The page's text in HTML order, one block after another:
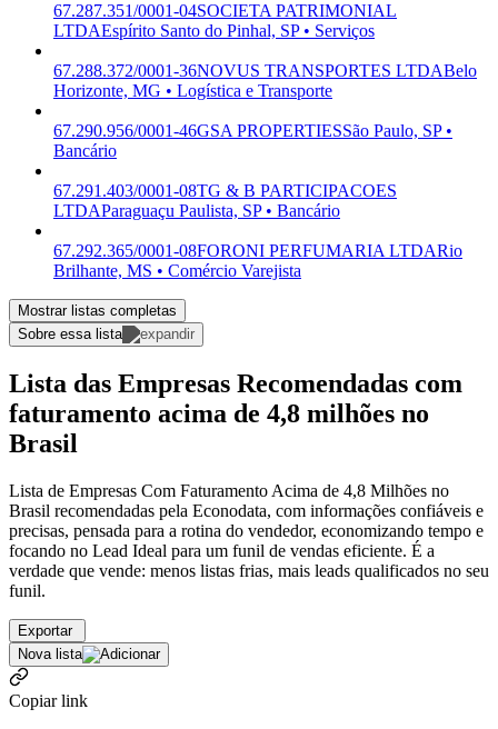
67.287.351/0001-04SOCIETA PATRIMONIAL
LTDAEspírito Santo do Pinhal, SP • Serviços
67.288.372/0001-36NOVUS TRANSPORTES LTDABelo
Horizonte, MG • Logística e Transporte
67.290.956/0001-46GSA PROPERTIESSão Paulo, SP •
Bancário
67.291.403/0001-08TG & B PARTICIPACOES
LTDAParaguaçu Paulista, SP • Bancário
67.292.365/0001-08FORONI PERFUMARIA LTDARio
Brilhante, MS • Comércio Varejista
Mostrar listas completas
Sobre essa lista
Lista das Empresas Recomendadas com
faturamento acima de 4,8 milhões no
Brasil
Lista de Empresas Com Faturamento Acima de 4,8 Milhões no
Brasil recomendadas pela Econodata, com informações confiáveis e
precisas, pensada para a rotina do vendedor, economizando tempo e
focando no Lead Ideal para um funil de vendas eficiente. É a
verdade que vende: menos listas frias, mais leads qualificados no seu
funil.
Exportar
Nova lista
Copiar link